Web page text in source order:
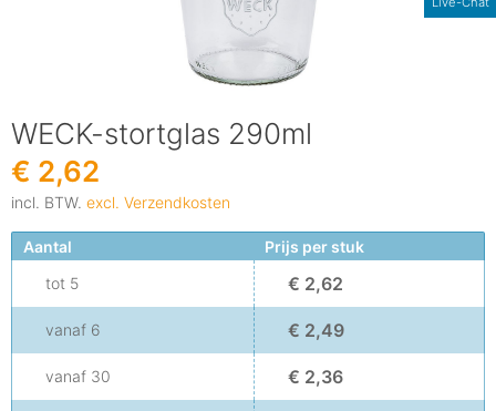
WECK-stortglas 290ml
€ 2,62
incl. BTW. excl. Verzendkosten
Aantal
Prijs per stuk
tot 5 € 2,62
vanaf 6 € 2,49
vanaf 30 € 2,36